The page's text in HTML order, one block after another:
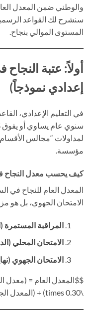
والوطني ضمن المعدل
سنشرح لك القواعد
المستوى الموالي بنجاح.
أولاً: عتبة النجاح
إعدادي نموذجاً)
في التعليم الإعدادي،
سنوي عام يساوي أو يفوق
لمداولات “مجالس
مؤسسة.
كيف يحسب معدل النجاح
المعدل العام للنجاح في
الامتحان الجهوي، بل هو
المراقبة المستمرة
الامتحان المحلي
الامتحان الجهوي
\times 0.30) + (المعدل الجهوي \times 0.40)$$